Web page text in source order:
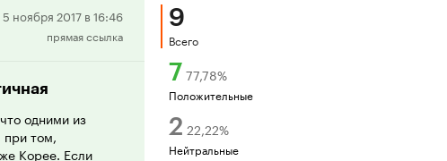
Положительная
рецензия
5 ноября 2017 в 16:46
прямая ссылка
одними из
при том,
Корее. Если
9
Всего
777,78%
Положительные
2 22,22%
Нейтральные